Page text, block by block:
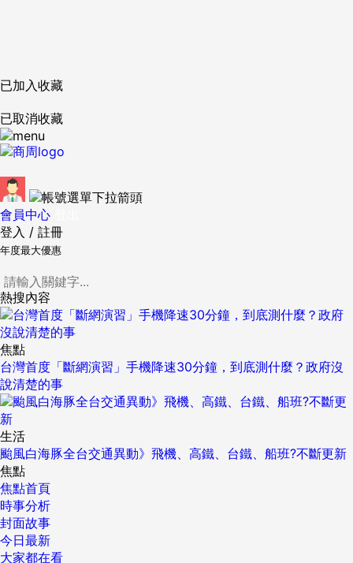
已加入收藏
已取消收藏
會員中心
登入 / 註冊
年度最大優惠
熱搜內容
焦點
台灣首度「斷網演習」手機降速30分鐘，到底測什麼？政府沒
說清楚的事
生活
颱風白海豚全台交通異動》飛機、高鐵、台鐵、船班?不斷更新
焦點
焦點首頁
時事分析
封面故事
今日最新
大家都在看